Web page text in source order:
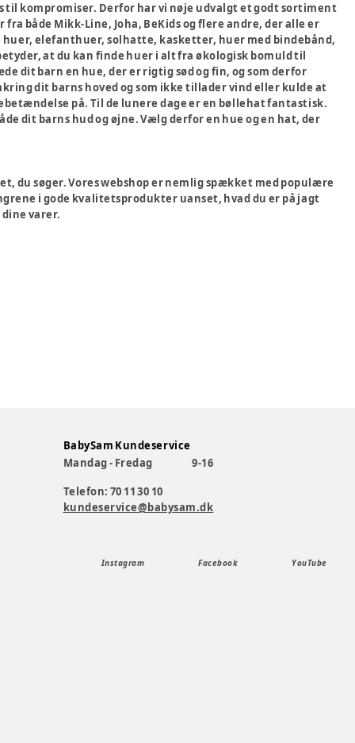
til kompromiser. Derfor har vi nøje udvalgt et godt sortiment
både Mikk-Line, Joha, BeKids og flere andre, der alle er
elefanthuer, solhatte, kasketter, huer med bindebånd,
at du kan finde huer i alt fra økologisk bomuld til
dit barn en hue, der er rigtig sød og fin, og som derfor
dit barns hoved og som ikke tillader vind eller kulde at
på. Til de lunere dage er en bøllehat fantastisk.
dit barns hud og øjne. Vælg derfor en hue og en hat, der
du søger. Vores webshop er nemlig spækket med populære
i gode kvalitetsprodukter uanset, hvad du er på jagt
varer.
BabySam Kundeservice
Mandag - Fredag
9-16
Telefon: 70 11 30 10
kundeservice@babysam.dk
Instagram Facebook YouTube